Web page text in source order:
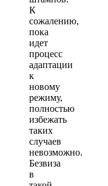
К
сожалению,
пока
идет
процесс
адаптации
к
новому
режиму,
полностью
избежать
таких
случаев
невозможно.
Безвиза
в